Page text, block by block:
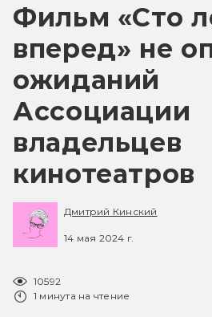
Фильм «Сто
вперед» не
ожиданий
Ассоциации
владельцев
кинотеатров
Дмитрий Кинский
14 мая 2024 г.
10592
1 минута на чтение